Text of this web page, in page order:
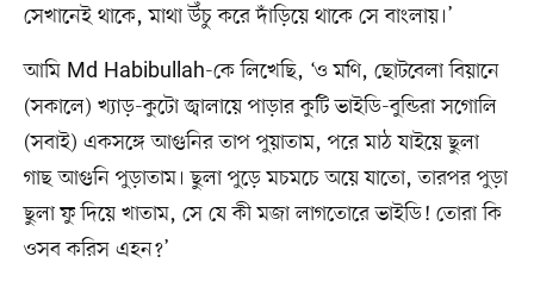
সেখানেই থাকে, মাথা উঁচু করে দাঁড়িয়ে থাকে সে বাংলায়।’
আমি Md Habibullah-কে লিখেছি, ‘ও মণি, ছোটবেলা বিয়ানে
(সকালে) খ্যাড়-কুটো জ্বালায়ে পাড়ার কুটি ভাইডি-বুন্ডিরা সগোলি‌‌
(সবাই) একসঙ্গে আগুনির তাপ পুয়াতাম, পরে মাঠ যাইয়ে ছুলা
গাছ আগুনি পুড়াতাম। ছুলা পুড়ে মচমচে অয়ে যাতো, তারপর পুড়া
ছুলা ফু দিয়ে খাতাম, সে যে কী মজা লাগতোরে ভাইডি! তোরা কি
ওসব করিস এহন?’